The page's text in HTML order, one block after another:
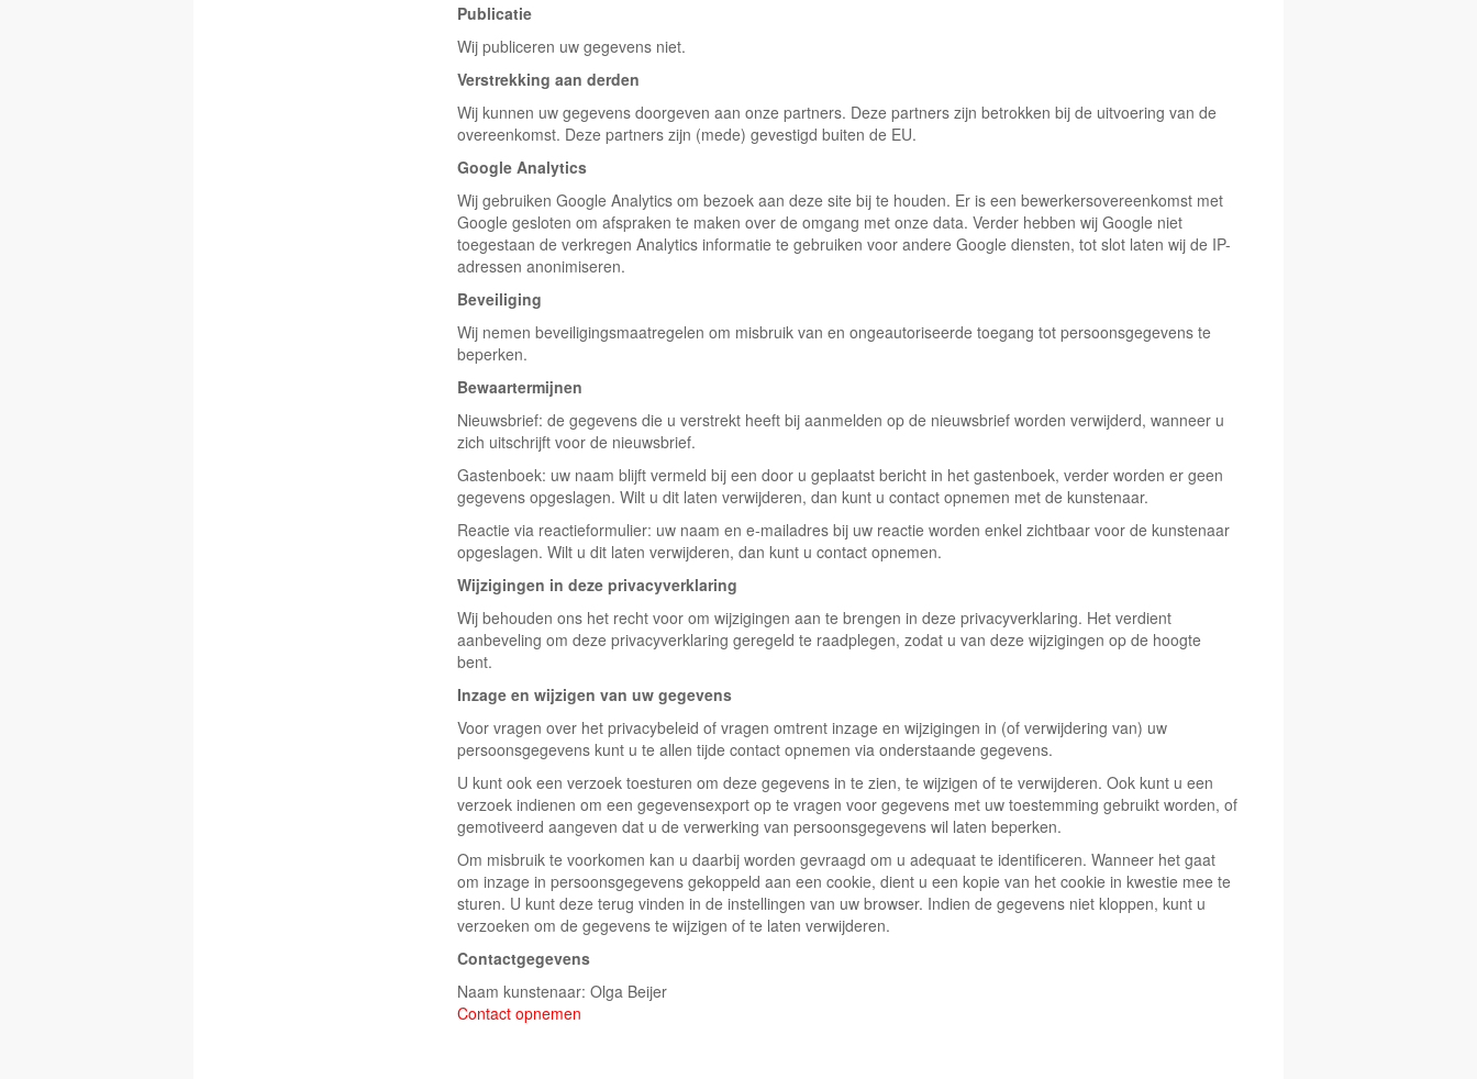
Publicatie
Wij publiceren uw gegevens niet.
Verstrekking aan derden
Wij kunnen uw gegevens doorgeven aan onze partners. Deze partners zijn betrokken bij de uitvoering van de
overeenkomst. Deze partners zijn (mede) gevestigd buiten de EU.
Google Analytics
Wij gebruiken Google Analytics om bezoek aan deze site bij te houden. Er is een bewerkersovereenkomst met
Google gesloten om afspraken te maken over de omgang met onze data. Verder hebben wij Google niet
toegestaan de verkregen Analytics informatie te gebruiken voor andere Google diensten, tot slot laten wij de IP-
adressen anonimiseren.
Beveiliging
Wij nemen beveiligingsmaatregelen om misbruik van en ongeautoriseerde toegang tot persoonsgegevens te
beperken.
Bewaartermijnen
Nieuwsbrief: de gegevens die u verstrekt heeft bij aanmelden op de nieuwsbrief worden verwijderd, wanneer u
zich uitschrijft voor de nieuwsbrief.
Gastenboek: uw naam blijft vermeld bij een door u geplaatst bericht in het gastenboek, verder worden er geen
gegevens opgeslagen. Wilt u dit laten verwijderen, dan kunt u contact opnemen met de kunstenaar.
Reactie via reactieformulier: uw naam en e-mailadres bij uw reactie worden enkel zichtbaar voor de kunstenaar
opgeslagen. Wilt u dit laten verwijderen, dan kunt u contact opnemen.
Wijzigingen in deze privacyverklaring
Wij behouden ons het recht voor om wijzigingen aan te brengen in deze privacyverklaring. Het verdient
aanbeveling om deze privacyverklaring geregeld te raadplegen, zodat u van deze wijzigingen op de hoogte
bent.
Inzage en wijzigen van uw gegevens
Voor vragen over het privacybeleid of vragen omtrent inzage en wijzigingen in (of verwijdering van) uw
persoonsgegevens kunt u te allen tijde contact opnemen via onderstaande gegevens.
U kunt ook een verzoek toesturen om deze gegevens in te zien, te wijzigen of te verwijderen. Ook kunt u een
verzoek indienen om een gegevensexport op te vragen voor gegevens met uw toestemming gebruikt worden, of
gemotiveerd aangeven dat u de verwerking van persoonsgegevens wil laten beperken.
Om misbruik te voorkomen kan u daarbij worden gevraagd om u adequaat te identificeren. Wanneer het gaat
om inzage in persoonsgegevens gekoppeld aan een cookie, dient u een kopie van het cookie in kwestie mee te
sturen. U kunt deze terug vinden in de instellingen van uw browser. Indien de gegevens niet kloppen, kunt u
verzoeken om de gegevens te wijzigen of te laten verwijderen.
Contactgegevens
Naam kunstenaar: Olga Beijer
Contact opnemen